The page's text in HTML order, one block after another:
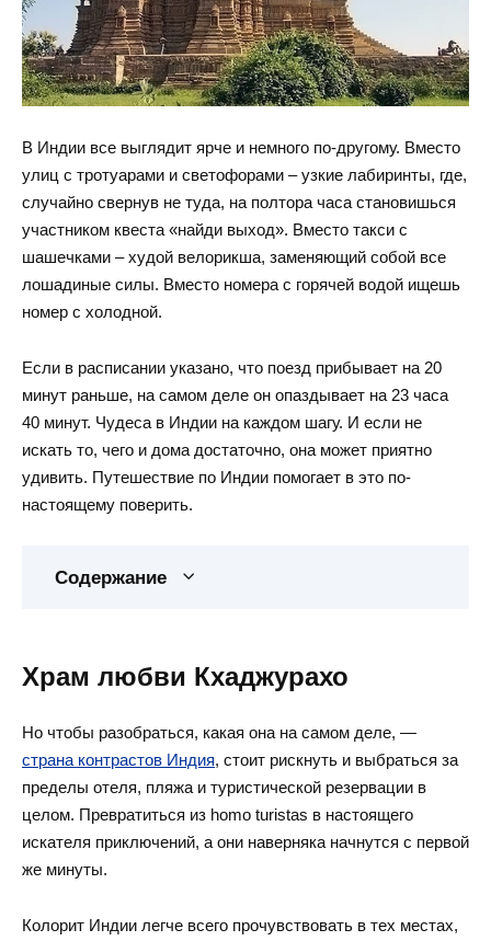
В Индии все выглядит ярче и немного по-другому. Вместо
улиц с тротуарами и светофорами – узкие лабиринты, где,
случайно свернув не туда, на полтора часа становишься
участником квеста «найди выход». Вместо такси с
шашечками – худой велорикша, заменяющий собой все
лошадиные силы. Вместо номера с горячей водой ищешь
номер с холодной.
Если в расписании указано, что поезд прибывает на 20
минут раньше, на самом деле он опаздывает на 23 часа
40 минут. Чудеса в Индии на каждом шагу. И если не
искать то, чего и дома достаточно, она может приятно
удивить. Путешествие по Индии помогает в это по-
настоящему поверить.
Содержание
Храм любви Кхаджурахо
Но чтобы разобраться, какая она на самом деле, —
страна контрастов Индия, стоит рискнуть и выбраться за
пределы отеля, пляжа и туристической резервации в
целом. Превратиться из homo turistas в настоящего
искателя приключений, а они наверняка начнутся с первой
же минуты.
Колорит Индии легче всего прочувствовать в тех местах,